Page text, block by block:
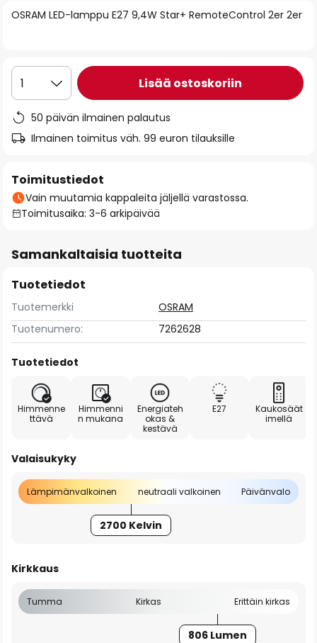
of
gallery
OSRAM LED-lamppu E27 9,4W Star+ RemoteControl 2er 2er
1 Lisää ostoskoriin
50 päivän ilmainen palautus
Ilmainen toimitus väh. 99 euron tilauksille
Toimitustiedot
Vain muutamia kappaleita jäljellä varastossa.
Toimitusaika: 3-6 arkipäivää
Samankaltaisia tuotteita
Tuotetiedot
Tuotemerkki
OSRAM
Tuotenumero:
7262628
Tuotetiedot
Himmenne
ttävä
Himmenni
n mukana
Energiateh
okas &
kestävä
E27
Kaukosäät
imellä
Valaisukyky
Lämpimänvalkoinen neutraali valkoinen Päivänvalo
2700 Kelvin
Kirkkaus
Tumma Kirkas Erittäin kirkas
806 Lumen